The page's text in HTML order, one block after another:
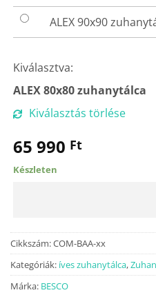
ALEX 90x90
Kiválasztva:
ALEX 80x80 zuhanytálca
Kiválasztás törlése
65 990 Ft
Készleten
Cikkszám:COM-BAA-xx
Kategóriák: íves zuhanytálca,
Márka: BESCO